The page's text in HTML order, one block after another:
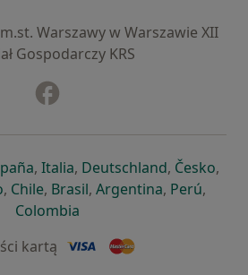
Warszawy w Warszawie XII
Gospodarczy KRS
nowej karcie
się w nowej karcie
otwiera się w nowej karcie
, Italiaotwiera się w nowej
, Deutschlandotwiera się
, Česko,
w nowej karcie
otwiera się w nowej karcie
, Chileotwiera się w nowej karcie
, Brasilotwiera się w nowej
, Argentinaotwiera się
, Perú,
Colombia
kartą